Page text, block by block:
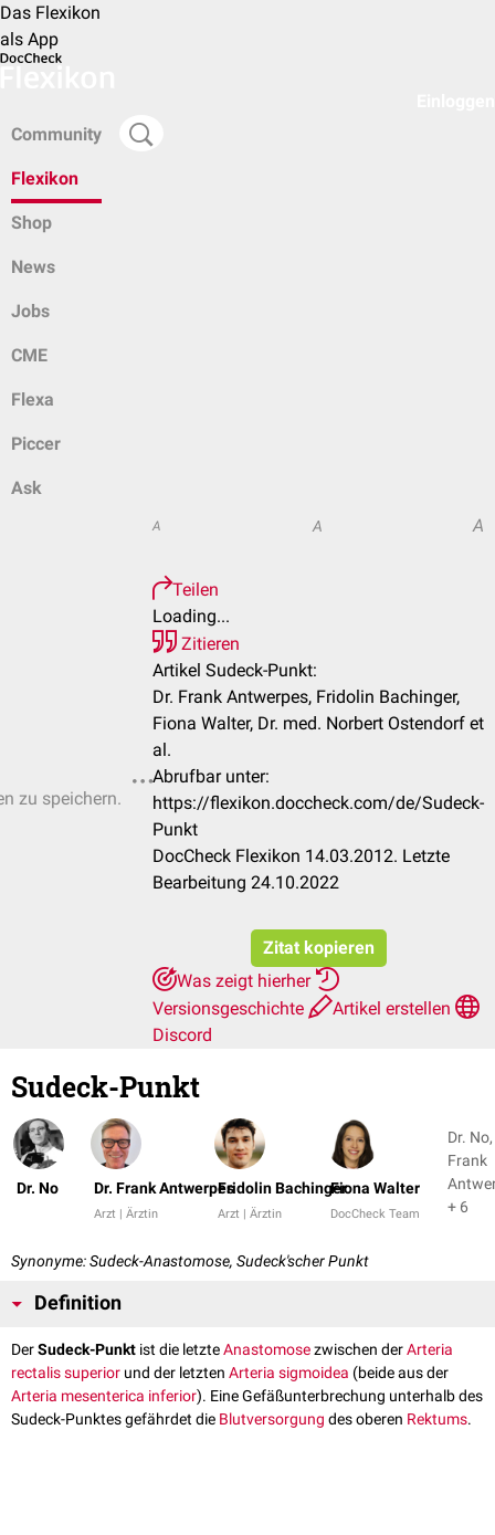
Das Flexikon
als App
Community
Flexikon
Shop
News
Jobs
CME
Flexa
Piccer
Ask
zu speichern.
A A A
Teilen
Loading...
Zitieren
Artikel Sudeck-Punkt:
Dr. Frank Antwerpes, Fridolin Bachinger,
Fiona Walter, Dr. med. Norbert Ostendorf et
al.
Abrufbar unter:
https://flexikon.doccheck.com/de/Sudeck-
Punkt
DocCheck Flexikon 14.03.2012. Letzte
Bearbeitung 24.10.2022
Zitat kopieren
Was zeigt hierher
Versionsgeschichte
Artikel erstellen
Discord
Sudeck-Punkt
Dr. No Dr. Frank Antwerpes
Arzt | Ärztin
Fridolin Bachinger
Arzt | Ärztin
Fiona Walter
DocCheck Team
Dr.
Frank
+ 6
Synonyme: Sudeck-Anastomose, Sudeck'scher Punkt
Definition
DerSudeck-Punkt ist die letzteAnastomosezwischen derArteria
rectalis superior und der letzten Arteria sigmoidea (beide aus der
Arteria mesenterica inferior). Eine Gefäßunterbrechung unterhalb des
Sudeck-Punktes gefährdet die Blutversorgung des oberen Rektums.